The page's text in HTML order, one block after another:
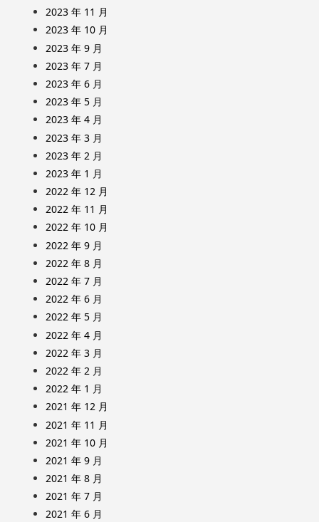
2023 年 11 月
2023 年 10 月
2023 年 9 月
2023 年 7 月
2023 年 6 月
2023 年 5 月
2023 年 4 月
2023 年 3 月
2023 年 2 月
2023 年 1 月
2022 年 12 月
2022 年 11 月
2022 年 10 月
2022 年 9 月
2022 年 8 月
2022 年 7 月
2022 年 6 月
2022 年 5 月
2022 年 4 月
2022 年 3 月
2022 年 2 月
2022 年 1 月
2021 年 12 月
2021 年 11 月
2021 年 10 月
2021 年 9 月
2021 年 8 月
2021 年 7 月
2021 年 6 月